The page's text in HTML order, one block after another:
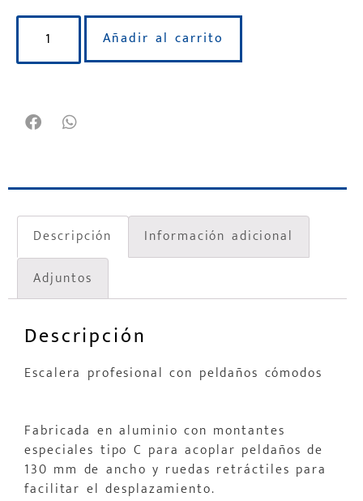
Añadir al carrito
Descripción
Información adicional
Adjuntos
Descripción
Escalera profesional con peldaños cómodos
Fabricada en aluminio con montantes
especiales tipo C para acoplar peldaños de
130 mm de ancho y ruedas retráctiles para
facilitar el desplazamiento.